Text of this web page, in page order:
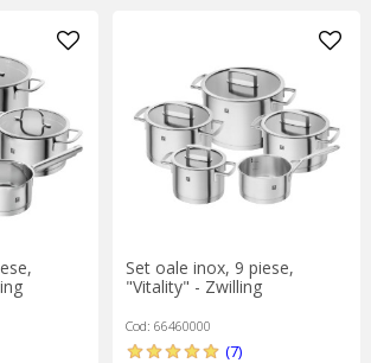
Set oale inox, 9 piese,
"Vitality" - Zwilling
Cod: 66460000
(7)